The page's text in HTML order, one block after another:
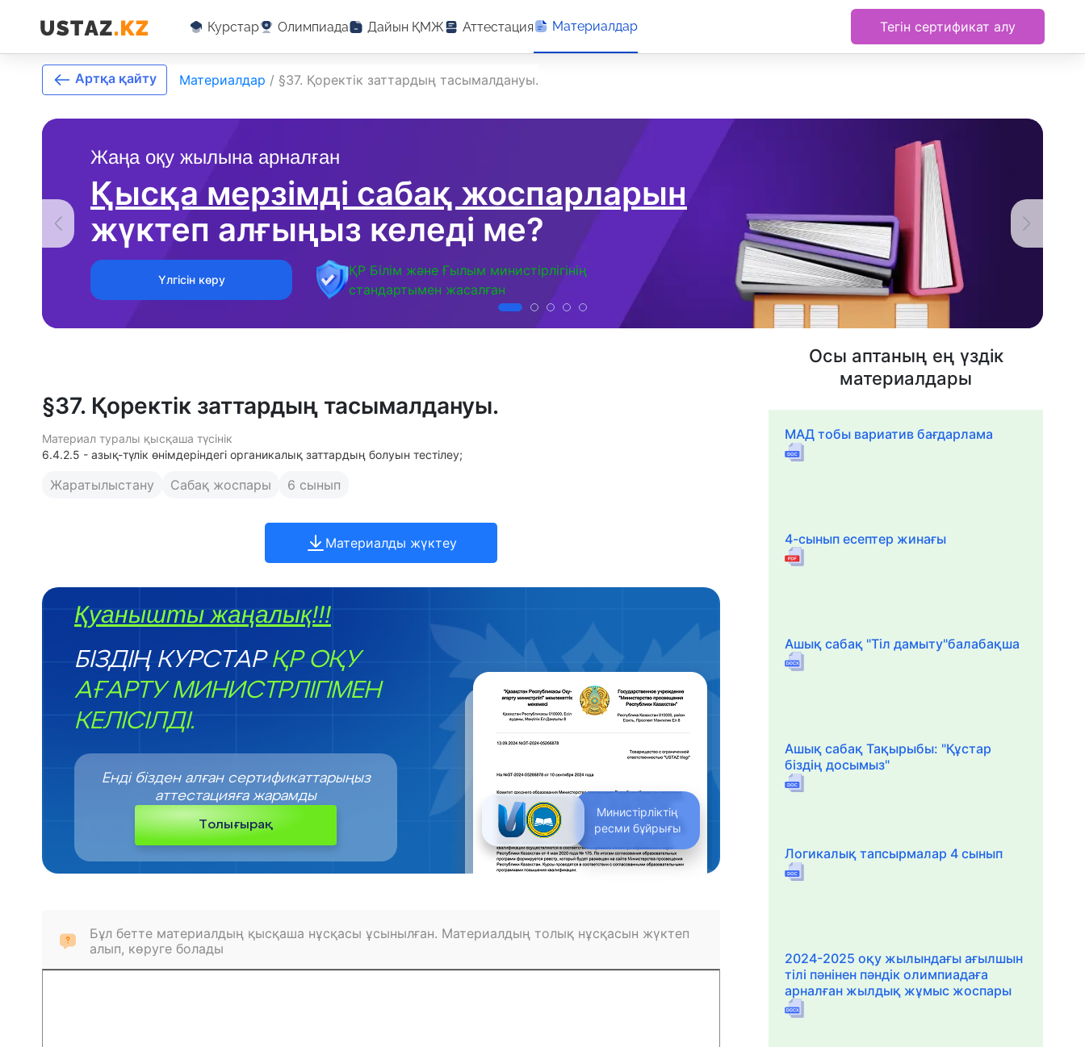
Курстар Олимпиада Дайын ҚМЖ Аттестация Материалдар Тегін сертификат алу
Жаңа оқу жылына арналған
Қысқа мерзімді сабақ жоспарларын
жүктеп алғыңыз келеді ме?
Үлгісін көру
ҚР Білім және Ғылым министірлігінің
стандартымен жасалған
Артқа қайту Материалдар / §37. Қоректік заттардың тасымалдануы.
§37. Қоректік заттардың тасымалдануы.
Материал туралы қысқаша түсінік
6.4.2.5 - азық-түлік өнімдеріндегі органикалық заттардың болуын тестілеу;
Жаратылыстану Сабақ жоспары 6 сынып
Материалды жүктеу
Қуанышты жаңалық!!!
БІЗДІҢ КУРСТАР ҚР ОҚУ
АҒАРТУ МИНИСТРЛІГІМЕН
КЕЛІСІЛДІ.
Министірліктің
ресми бұйрығы
Енді бізден алған сертификаттарыңыз
аттестацияға жарамды
Толығырақ
Бұл бетте материалдың қысқаша нұсқасы ұсынылған. Материалдың толық нұсқасын жүктеп
алып, көруге болады
Осы аптаның ең үздік
материалдары
МАД тобы вариатив бағдарлама
4-сынып есептер жинағы
Ашық сабақ "Тіл дамыту"балабақша
Ашық сабақ Тақырыбы: "Құстар
біздің досымыз"
Логикалық тапсырмалар 4 сынып
2024-2025 оқу жылындағы ағылшын
тілі пәнінен пәндік олимпиадаға
арналған жылдық жұмыс жоспары